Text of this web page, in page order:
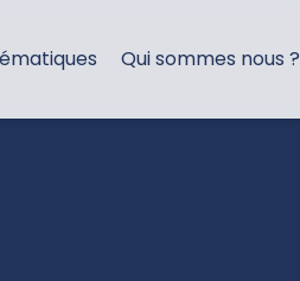
Qui sommes nous ?